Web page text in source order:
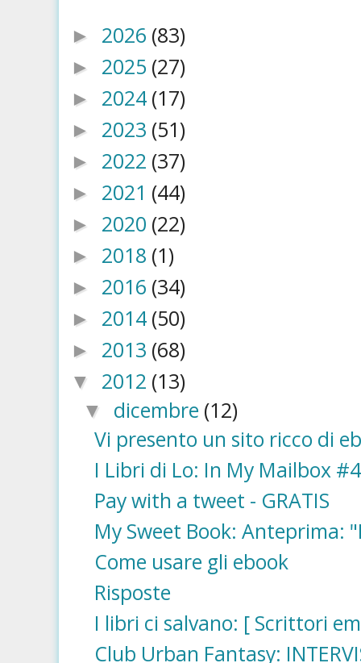
► 2026 (83)
► 2025 (27)
► 2024 (17)
► 2023 (51)
► 2022 (37)
► 2021 (44)
► 2020 (22)
► 2018 (1)
► 2016 (34)
► 2014 (50)
► 2013 (68)
▼ 2012 (13)
▼ dicembre (12)
Vi presento un sito ricco di
I Libri di Lo: In My Mailbox
Pay with a tweet - GRATIS
My Sweet Book: Anteprima:
Come usare gli ebook
Risposte
I libri ci salvano: [ Scrittori
Club Urban Fantasy: